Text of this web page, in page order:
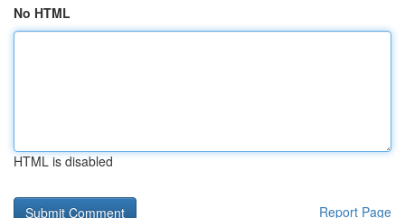
No HTML
HTML is disabled
Report Page